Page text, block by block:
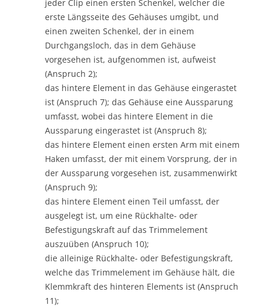
jeder Clip einen ersten Schenkel, welcher die
erste Längsseite des Gehäuses umgibt, und
einen zweiten Schenkel, der in einem
Durchgangsloch, das in dem Gehäuse
vorgesehen ist, aufgenommen ist, aufweist
(Anspruch 2);
das hintere Element in das Gehäuse eingerastet
ist (Anspruch 7); das Gehäuse eine Aussparung
umfasst, wobei das hintere Element in die
Aussparung eingerastet ist (Anspruch 8);
das hintere Element einen ersten Arm mit einem
Haken umfasst, der mit einem Vorsprung, der in
der Aussparung vorgesehen ist, zusammenwirkt
(Anspruch 9);
das hintere Element einen Teil umfasst, der
ausgelegt ist, um eine Rückhalte- oder
Befestigungskraft auf das Trimmelement
auszuüben (Anspruch 10);
die alleinige Rückhalte- oder Befestigungskraft,
welche das Trimmelement im Gehäuse hält, die
Klemmkraft des hinteren Elements ist (Anspruch
11);